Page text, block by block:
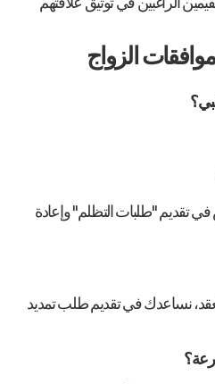
الزواج
تقديم "طلبات التظلم" وإعادة
نساعدك في تقديم طلب تمديد